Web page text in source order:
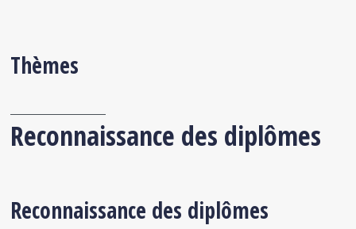
Thèmes
Reconnaissance des diplômes
Reconnaissance des diplômes